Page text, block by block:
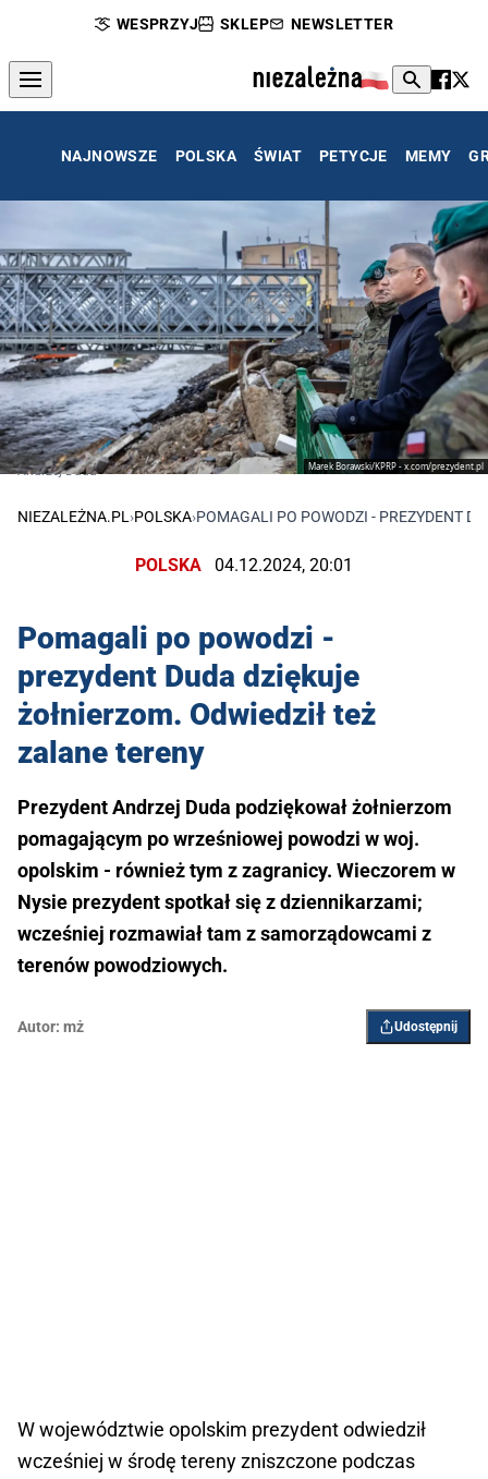
WESPRZYJ SKLEP NEWSLETTER
NAJNOWSZE POLSKA ŚWIAT PETYCJE MEMY
Marek Borawski/KPRP - x.com/prezydent.pl
Andrzej Duda
NIEZALEŻNA.PL ›POLSKA›POMAGALI PO POWODZI - PREZYDENT
POLSKA 04.12.2024, 20:01
Pomagali po powodzi -
prezydent Duda dziękuje
żołnierzom. Odwiedził też
zalane tereny
Prezydent Andrzej Duda podziękował żołnierzom
pomagającym po wrześniowej powodzi w woj.
opolskim - również tym z zagranicy. Wieczorem w
Nysie prezydent spotkał się z dziennikarzami;
wcześniej rozmawiał tam z samorządowcami z
terenów powodziowych.
Autor: mż Udostępnij
W województwie opolskim prezydent odwiedził
wcześniej w środę tereny zniszczone podczas